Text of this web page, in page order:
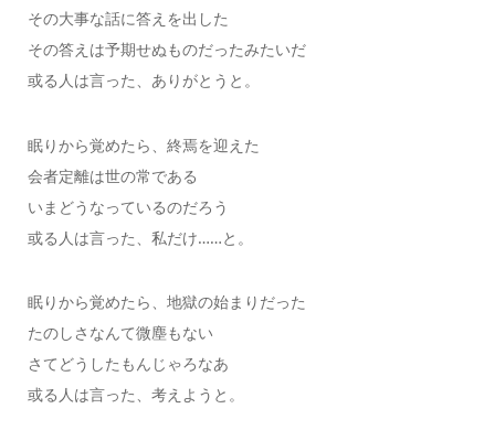
その大事な話に答えを出した
その答えは予期せぬものだったみたいだ
或る人は言った、ありがとうと。
眠りから覚めたら、終焉を迎えた
会者定離は世の常である
いまどうなっているのだろう
或る人は言った、私だけ……と。
眠りから覚めたら、地獄の始まりだった
たのしさなんて微塵もない
さてどうしたもんじゃろなあ
或る人は言った、考えようと。